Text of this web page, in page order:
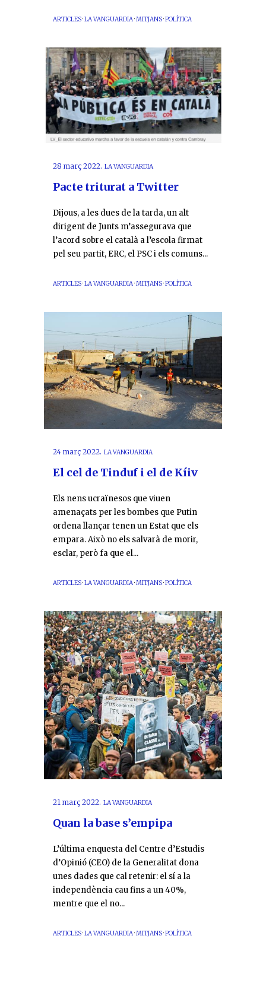
ARTICLES·LA VANGUARDIA·MITJANS·POLÍTICA
28 març 2022. LA VANGUARDIA
Pacte triturat a Twitter
Dijous, a les dues de la tarda, un alt
dirigent de Junts m’assegurava que
l’acord sobre el català a l’escola firmat
pel seu partit, ERC, el PSC i els comuns...
ARTICLES·LA VANGUARDIA·MITJANS·POLÍTICA
24 març 2022. LA VANGUARDIA
El cel de Tinduf i el de Kíiv
Els nens ucraïnesos que viuen
amenaçats per les bombes que Putin
ordena llançar tenen un Estat que els
empara. Això no els salvarà de morir,
esclar, però fa que el...
ARTICLES·LA VANGUARDIA·MITJANS·POLÍTICA
21 març 2022. LA VANGUARDIA
Quan la base s’empipa
L’última enquesta del Centre d’Estudis
d’Opinió (CEO) de la Generalitat dona
unes dades que cal retenir: el sí a la
independència cau fins a un 40%,
mentre que el no...
ARTICLES·LA VANGUARDIA·MITJANS·POLÍTICA